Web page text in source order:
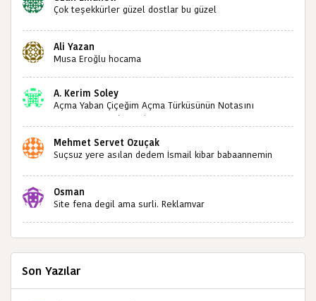
Çok teşekkürler güzel dostlar bu güzel
sizlerin sayesinde türkülerimiz ölmeyecektir tekrar
teşekkürler saygılarımla
Ali Yazan
Musa Eroğlu hocama
A. Kerim Soley
Açma Yaban Çiçeğim Açma Türküsünün Notasını
Bulabilir miyiz ?İlginiz İçin Şimdiden Teşekkürler.
Mehmet Servet Özuçak
Suçsuz yere asılan dedem İsmail kibar babaannemin
Osman
Site fena degil ama surli. Reklamvar
Son Yazılar